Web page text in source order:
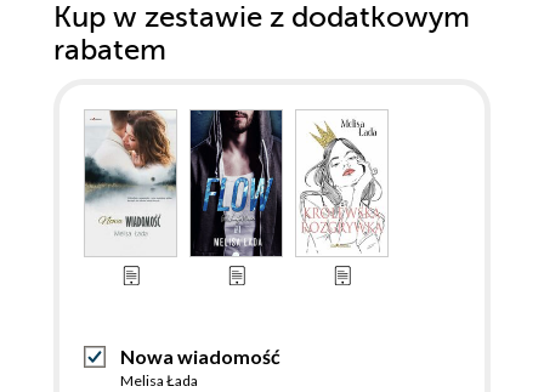
Kup w zestawie z dodatkowym
rabatem
Nowa wiadomość
Melisa Łada